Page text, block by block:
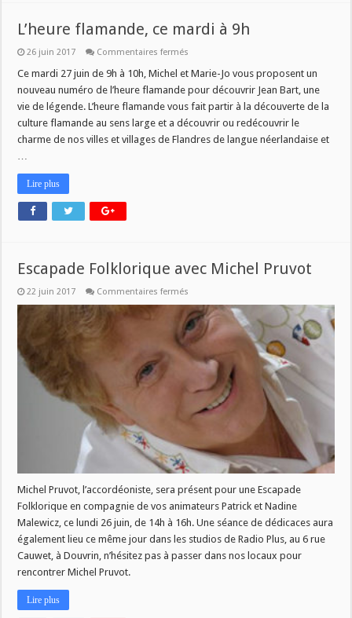
L’heure flamande, ce mardi à 9h
26 juin 2017 Commentaires fermés
flamande,
mardi
à
9h
Ce mardi 27 juin de 9h à 10h, Michel et Marie-Jo vous proposent un
nouveau numéro de l’heure flamande pour découvrir Jean Bart, une
vie de légende. L’heure flamande vous fait partir à la découverte de la
culture flamande au sens large et a découvrir ou redécouvrir le
charme de nos villes et villages de Flandres de langue néerlandaise et
…
Lire plus
Escapade Folklorique avec Michel Pruvot
22 juin 2017 Commentaires fermés
Folklorique
avec
Michel
Pruvot
Michel Pruvot, l’accordéoniste, sera présent pour une Escapade
Folklorique en compagnie de vos animateurs Patrick et Nadine
Malewicz, ce lundi 26 juin, de 14h à 16h. Une séance de dédicaces aura
également lieu ce même jour dans les studios de Radio Plus, au 6 rue
Cauwet, à Douvrin, n’hésitez pas à passer dans nos locaux pour
rencontrer Michel Pruvot.
Lire plus